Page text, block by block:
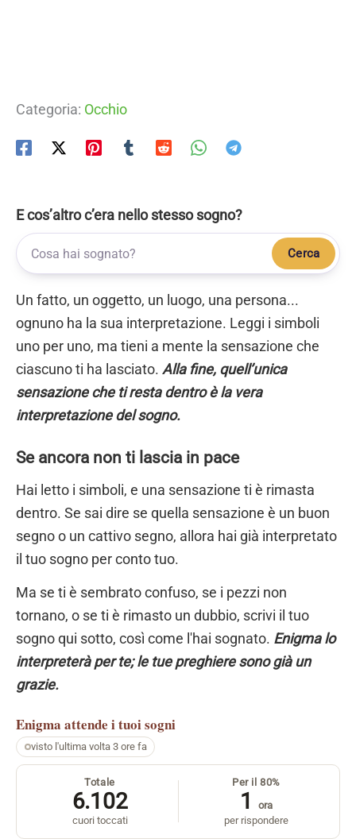
Categoria: Occhio
E cos’altro c’era nello stesso sogno?
Cerca
Un fatto, un oggetto, un luogo, una persona...
ognuno ha la sua interpretazione. Leggi i simboli
uno per uno, ma tieni a mente la sensazione che
ciascuno ti ha lasciato. Alla fine, quell’unica
sensazione che ti resta dentro è la vera
interpretazione del sogno.
Se ancora non ti lascia in pace
Hai letto i simboli, e una sensazione ti è rimasta
dentro. Se sai dire se quella sensazione è un buon
segno o un cattivo segno, allora hai già interpretato
il tuo sogno per conto tuo.
Ma se ti è sembrato confuso, se i pezzi non
tornano, o se ti è rimasto un dubbio, scrivi il tuo
sogno qui sotto, così come l'hai sognato. Enigma lo
interpreterà per te; le tue preghiere sono già un
grazie.
Enigma attende i tuoi sogni
visto l'ultima volta 3 ore fa
Totale
6.102
cuori toccati
Per il 80%
1
ora
per rispondere